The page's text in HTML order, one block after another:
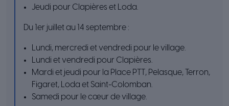
Jeudi pour Clapières et Loda.
Du 1er juillet au 14 septembre :
Lundi, mercredi et vendredi pour le village.
Lundi et vendredi pour Clapières.
Mardi et jeudi pour la Place PTT, Pelasque, Terron,
Figaret, Loda et Saint-Colomban.
Samedi pour le cœur de village.